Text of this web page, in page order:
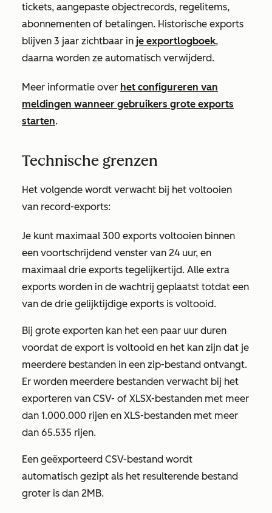
tickets, aangepaste objectrecords, regelitems,
abonnementen of betalingen. Historische exports
blijven 3 jaar zichtbaar in je exportlogboek,
daarna worden ze automatisch verwijderd.
Meer informatie over het configureren van
meldingen wanneer gebruikers grote exports
starten.
Technische grenzen
Het volgende wordt verwacht bij het voltooien
van record-exports:
Je kunt maximaal 300 exports voltooien binnen
een voortschrijdend venster van 24 uur, en
maximaal drie exports tegelijkertijd. Alle extra
exports worden in de wachtrij geplaatst totdat een
van de drie gelijktijdige exports is voltooid.
Bij grote exporten kan het een paar uur duren
voordat de export is voltooid en het kan zijn dat je
meerdere bestanden in een zip-bestand ontvangt.
Er worden meerdere bestanden verwacht bij het
exporteren van CSV- of XLSX-bestanden met meer
dan 1.000.000 rijen en XLS-bestanden met meer
dan 65.535 rijen.
Een geëxporteerd CSV-bestand wordt
automatisch gezipt als het resulterende bestand
groter is dan 2MB.